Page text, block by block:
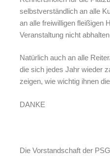
selbstverständlich an alle
an alle freiwilligen fleißigen
Veranstaltung nicht
Natürlich auch an alle
die sich jedes Jahr wieder
zeigen, wie wichtig ihnen
DANKE
Die Vorstandschaft der PSG